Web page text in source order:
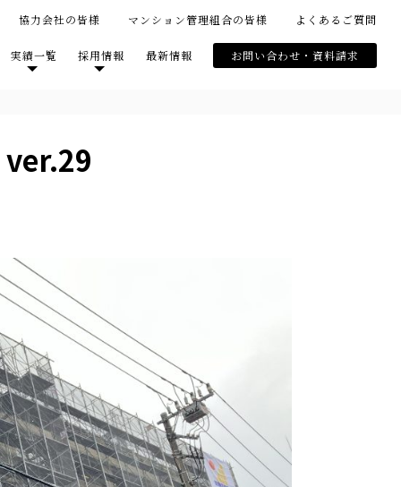
協力会社の皆様 マンション管理組合の皆様 よくあるご質問
実績一覧 採用情報 最新情報 お問い合わせ・資料請求